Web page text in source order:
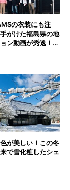
の衣装にも注
がけた福島県の地
ン動画が秀逸！キ
ふくし
が美しい！この冬
で雪化粧したシェ